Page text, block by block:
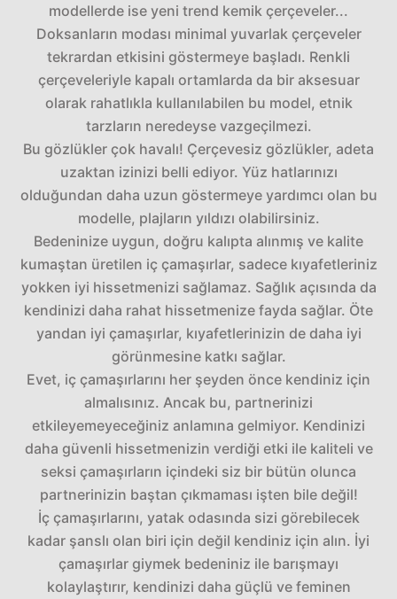
modellerde ise yeni trend kemik çerçeveler...
Doksanların modası minimal yuvarlak çerçeveler
tekrardan etkisini göstermeye başladı. Renkli
çerçeveleriyle kapalı ortamlarda da bir aksesuar
olarak rahatlıkla kullanılabilen bu model, etnik
tarzların neredeyse vazgeçilmezi.
Bu gözlükler çok havalı! Çerçevesiz gözlükler, adeta
uzaktan izinizi belli ediyor. Yüz hatlarınızı
olduğundan daha uzun göstermeye yardımcı olan bu
modelle, plajların yıldızı olabilirsiniz.
Bedeninize uygun, doğru kalıpta alınmış ve kalite
kumaştan üretilen iç çamaşırlar, sadece kıyafetleriniz
yokken iyi hissetmenizi sağlamaz. Sağlık açısında da
kendinizi daha rahat hissetmenize fayda sağlar. Öte
yandan iyi çamaşırlar, kıyafetlerinizin de daha iyi
görünmesine katkı sağlar.
Evet, iç çamaşırlarını her şeyden önce kendiniz için
almalısınız. Ancak bu, partnerinizi
etkileyemeyeceğiniz anlamına gelmiyor. Kendinizi
daha güvenli hissetmenizin verdiği etki ile kaliteli ve
seksi çamaşırların içindeki siz bir bütün olunca
partnerinizin baştan çıkmaması işten bile değil!
İç çamaşırlarını, yatak odasında sizi görebilecek
kadar şanslı olan biri için değil kendiniz için alın. İyi
çamaşırlar giymek bedeniniz ile barışmayı
kolaylaştırır, kendinizi daha güçlü ve feminen